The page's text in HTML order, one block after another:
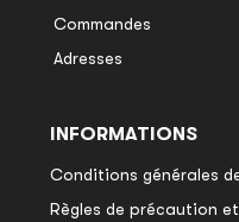
Commandes
Adresses
INFORMATIONS
Conditions générales
Règles de précaution